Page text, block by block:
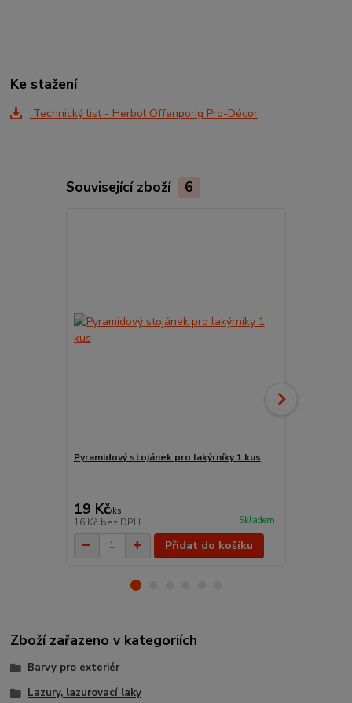
Ke stažení
Technický list - Herbol Offenporig Pro-Décor
Související zboží 6
Pyramidový stojánek pro lakýrníky 1 kus
19 Kč/ks
16 Kč bez DPH Skladem
Přidat do košíku
Zboží zařazeno v kategoriích
Barvy pro exteriér
Lazury, lazurovací laky